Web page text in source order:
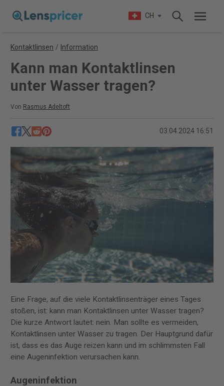
CH
Kontaktlinsen / Information
Kann man Kontaktlinsen
unter Wasser tragen?
Von Rasmus Adeltoft
03.04.2024 16:51
Eine Frage, auf die viele Kontaktlinsenträger eines Tages
stoßen, ist: kann man Kontaktlinsen unter Wasser tragen?
Die kurze Antwort lautet: nein. Man sollte es vermeiden,
Kontaktlinsen unter Wasser zu tragen. Der Hauptgrund dafür
ist, dass es das Auge reizen kann und im schlimmsten Fall
eine Augeninfektion verursachen kann.
Augeninfektion